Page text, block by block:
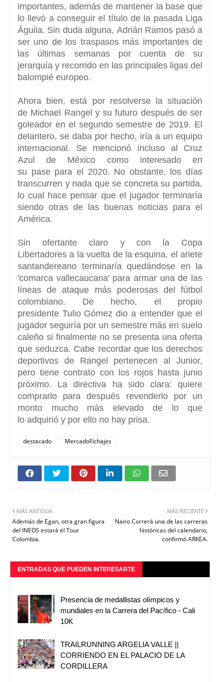
importantes, además de mantener la base que
lo llevó a conseguir el título de la pasada Liga
Águila. Sin duda alguna, Adrián Ramos pasó a
ser uno de los traspasos más importantes de
las últimas semanas por cuenta de su
jerarquía y recorrido en las principales ligas del
balompié europeo.
Ahora bien, está por resolverse la situación
de Michael Rangel y su futuro después de ser
goleador en el segundo semestre de 2019. El
delantero, se daba por hecho, iría a un equipo
internacional. Se mencionó incluso al Cruz
Azul de México como interesado en
su pase para el 2020. No obstante, los días
transcurren y nada que se concreta su partida,
lo cual hace pensar que el jugador terminaría
siendo otras de las buenas noticias para el
América.
Sin ofertante claro y con la Copa
Libertadores a la vuelta de la esquina, el ariete
santandereano terminaría quedándose en la
'comarca vallecaucana' para armar una de las
líneas de ataque más poderosas del fútbol
colombiano. De hecho, el propio
presidente Tulio Gómez dio a entender que el
jugador seguiría por un semestre más en suelo
caleño si finalmente no se presenta una oferta
que seduzca. Cabe recordar que los derechos
deportivos de Rangel pertenecen al Junior,
pero tiene contrato con los rojos hasta junio
próximo. La directiva ha sido clara: quiere
comprarlo para después revenderlo por un
monto mucho más elevado de lo que
lo adquirió y por ello no hay prisa.
destacado MercadoFichajes
MÁS RECIENTE
Nairo Correrá una de las carreras
históricas del calendario,
confirmó ARKEA.
MÁS ANTIGUA
Además de Egan, otra gran figura
del INEOS estará el Tour
Colombia.
ENTRADAS QUE PUEDEN INTERESARTE
Presencia de medallistas olímpicos y
mundiales en la Carrera del Pacífico - Cali
10K
TRAILRUNNING ARGELIA VALLE ||
CORRIENDO EN EL PALACIO DE LA
CORDILLERA